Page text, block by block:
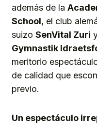
además de la
School, el club
suizo SenVital Zuri
Gymnastik
meritorio
de calidad que
previo.
Un espectáculo